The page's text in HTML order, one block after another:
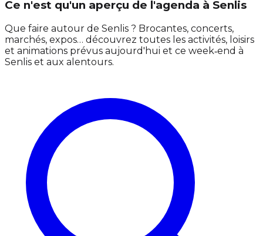
Ce n'est qu'un aperçu de l'agenda à Senlis
Que faire autour de Senlis ? Brocantes, concerts,
marchés, expos… découvrez toutes les activités, loisirs
et animations prévus aujourd'hui et ce week‑end à
Senlis et aux alentours.